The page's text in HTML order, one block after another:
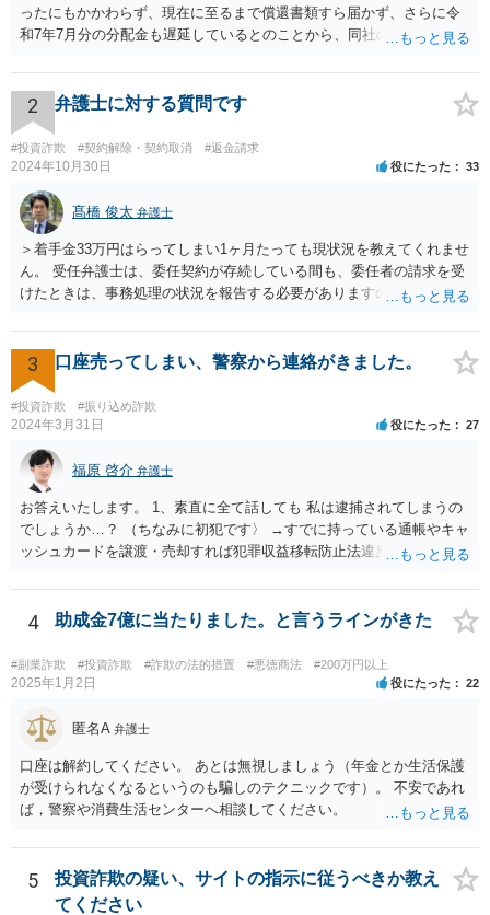
ったにもかかわらず、現在に至るまで償還書類すら届かず、さらに令
和7年7月分の分配金も遅延しているとのことから、同社の資金繰りは
のような状況では、放置すれば債権回収が困難となるおそれがあり、
弁護士を入れて早期に対応する必要があります。 本件は、明らかに弁
護士を入れて対応すべき事案です。内容証明郵便により返還請求の意
思表示を行い、応答がなければ訴訟提起や仮差押え等の法的措置をと
るべきです。相手方であるみんなで大家さんは、令和5年6月に金融庁
より業務停止命令を受けており、集団投資スキームに関する法令違反
の疑いも報道されています。返還に応じる余力が今後失われるおそれ
もあるため、他の債権者に先んじて請求手続を行うことが重要です。
弁護士選任については、大阪に所在する相手方企業であっても、現在
は全国の弁護士がウェブ面談・電子手続等で対応可能です。実際、当
職もみんなで大家さんに関する出資金返還請求について対応実績があ
ることは、損失の拡大を防ぐために極めて合理的な判断といえます。
今からでも遅くありませんので、速やかに弁護士へ相談されることを
強く推奨いたします。
2 弁護士に対する質問です
#投資詐欺 #契約解除・契約取消 #返金請求
2024年10月30日 役にたった 33
髙橋 俊太 弁護士
＞着手金33万円はらってしまい1ヶ月たっても現状況を教えてくれませ
ん。 受任弁護士は、委任契約が存続している間も、委任者の請求を受
けたときは、事務処理の状況を報告する必要がありますので（民法６
問題があります。 ＞二次被害にあった場合、日弁連に相談したらいい
ですか？ 日弁連というより、担当弁護士が所属している弁護士会に相
談するとよいでしょう。 ＜参照：民法＞ （受任者による報告） 第６
４５条 受任者は、委任者の請求があるときは、いつでも委任事務の
処理の状況を報告し、委任が終了した後は、遅滞なくその経過及び結
果を報告しなければならない。
3 口座売ってしまい、警察から連絡がきました。
#投資詐欺 #振り込め詐欺
2024年3月31日 役にたった 27
福原 啓介 弁護士
お答えいたします。 1、素直に全て話しても 私は逮捕されてしまうの
でしょうか…？ （ちなみに初犯です〉 →すでに持っている通帳やキャ
ッシュカードを譲渡・売却すれば犯罪収益移転防止法違反に、譲渡・
で、本当に銀行口座を売る行為が犯罪行為であることを認識して行っ
た又は認識しうる状況で行ったものであれば、素直に認めた方がいい
ことを知らずに売却譲渡した場合は、もちろん認めるという選択肢も
ありますが、沈黙を守るという選択肢もあることを念頭に置いていた
が、捜査機関において罪証隠滅の恐れや逃亡の恐れがある等の事由が
としてもその可能性は変わりません。 2、京都まで行かなきゃ行けな
い事はありますか？ →捜査を担当する警察署が京都の警察署であれ
ば、京都まで行く可能性もありますが、京都の警察官がご相談者様の
と相談することをおすすめします。
4 助成金7億に当たりました。と言うラインがきた
#副業詐欺 #投資詐欺 #詐欺の法的措置 #悪徳商法 #200万円以上
2025年1月2日 役にたった 22
匿名A 弁護士
口座は解約してください。 あとは無視しましょう（年金とか生活保護
が受けられなくなるというのも騙しのテクニックです）。 不安であれ
ば，警察や消費生活センターへ相談してください。
5
投資詐欺の疑い、サイトの指示に従うべきか教え
てください